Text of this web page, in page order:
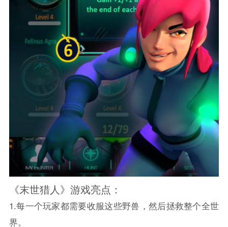
《末世猎人》游戏亮点：
1.每一个玩家都需要收服这些野兽，然后拯救整个全世
界。